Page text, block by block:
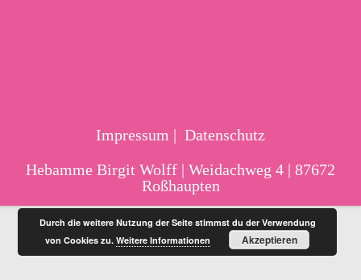
Impressum
Datenschutz
Hebamme Birgit Wolff | Weidachweg 4 | 87672
Roßhaupten
Durch die weitere Nutzung der Seite stimmst du der Verwendung
von Cookies zu.Weitere Informationen Akzeptieren